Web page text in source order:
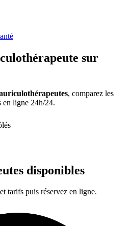
sur
, comparez les
en ligne 24h/24.
disponibles
tarifs puis réservez en ligne.